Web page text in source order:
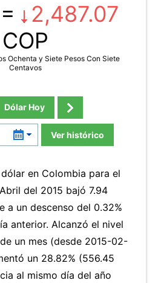
2,487.07
COP
Ochenta y Siete Pesos Con Siete
Centavos
Dólar Hoy
Ver histórico
en Colombia para el
del 2015 bajó 7.94
a un descenso del 0.32%
anterior. Alcanzó el nivel
un mes (desde 2015-02-
un 28.82% (556.45
al mismo día del año